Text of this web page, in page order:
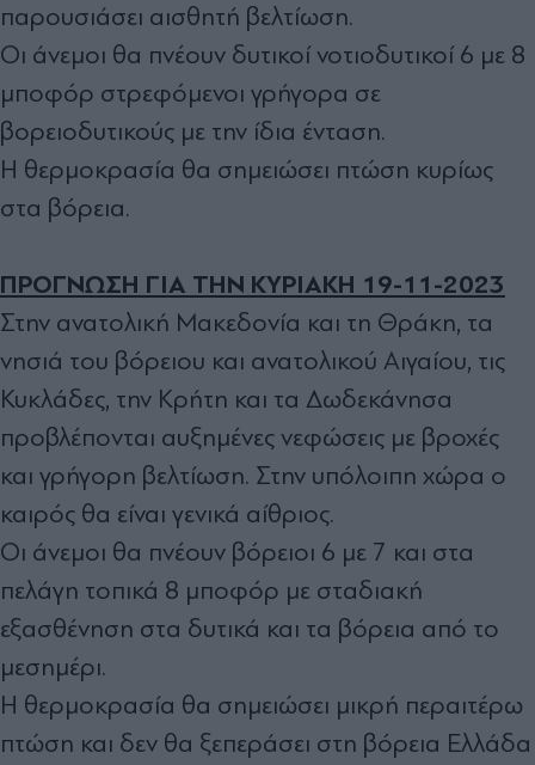
παρουσιάσει αισθητή βελτίωση.
Οι άνεμοι θα πνέουν δυτικοί νοτιοδυτικοί 6 με 8
μποφόρ στρεφόμενοι γρήγορα σε
βορειοδυτικούς με την ίδια ένταση.
Η θερμοκρασία θα σημειώσει πτώση κυρίως
στα βόρεια.
ΠΡΟΓΝΩΣΗ ΓΙΑ ΤΗΝ ΚΥΡΙΑΚΗ 19-11-2023
Στην ανατολική Μακεδονία και τη Θράκη, τα
νησιά του βόρειου και ανατολικού Αιγαίου, τις
Κυκλάδες, την Κρήτη και τα Δωδεκάνησα
προβλέπονται αυξημένες νεφώσεις με βροχές
και γρήγορη βελτίωση. Στην υπόλοιπη χώρα ο
καιρός θα είναι γενικά αίθριος.
Οι άνεμοι θα πνέουν βόρειοι 6 με 7 και στα
πελάγη τοπικά 8 μποφόρ με σταδιακή
εξασθένηση στα δυτικά και τα βόρεια από το
μεσημέρι.
Η θερμοκρασία θα σημειώσει μικρή περαιτέρω
πτώση και δεν θα ξεπεράσει στη βόρεια Ελλάδα